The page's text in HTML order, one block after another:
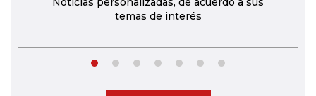
temas de interés